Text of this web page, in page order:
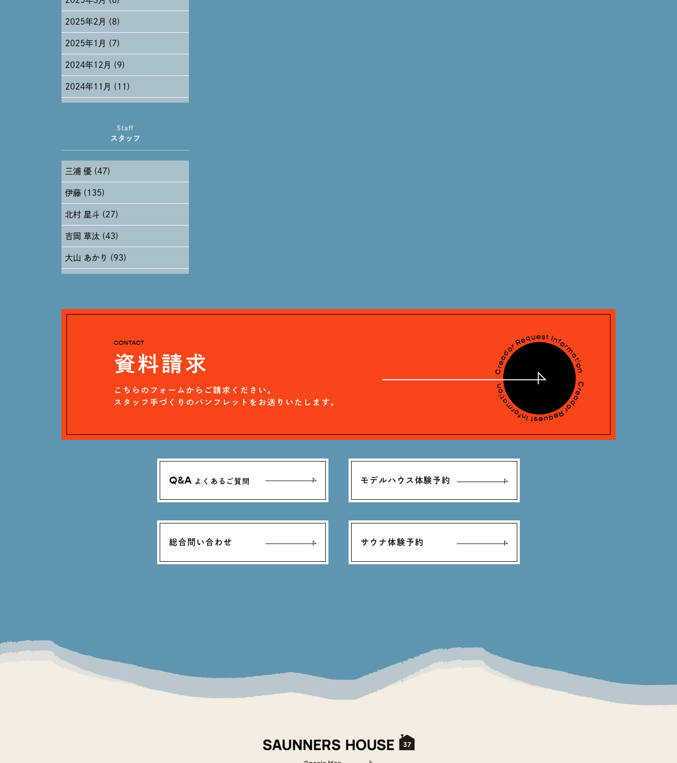
2025年2月 (8)
2025年1月 (7)
2024年12月 (9)
2024年11月 (11)
2024年9月 (11)
2024年8月 (11)
2024年7月 (11)
2024年6月 (12)
2024年5月 (19)
2024年4月 (17)
Staff
スタッフ
三浦 優 (47)
伊藤 (135)
北村 星斗 (27)
吉岡 草汰 (43)
大山 あかり (93)
石川 滉大 (66)
神定 龍杜 (13)
Q&A よくあるご質問 モデルハウス体験予約
総合問い合わせ サウナ体験予約